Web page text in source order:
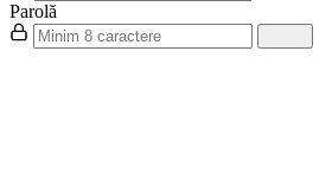
Parolă